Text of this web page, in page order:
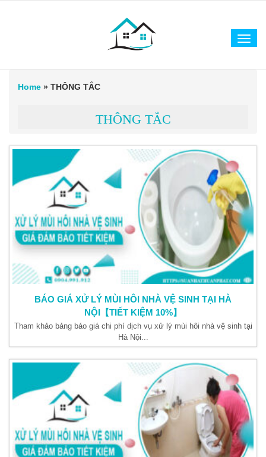
Home » THÔNG TẮC
THÔNG TẮC
BÁO GIÁ XỬ LÝ MÙI HÔI NHÀ VỆ SINH TẠI HÀ
NỘI【TIẾT KIỆM 10%】
Tham khảo bảng báo giá chi phí dịch vụ xử lý mùi hôi nhà vệ sinh tại
Hà Nội...